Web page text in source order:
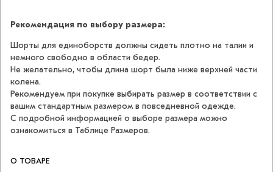
Рекомендация по выбору размера:
Шорты для единоборств должны сидеть плотно на талии и
немного свободно в области бедер.
Не желательно, чтобы длина шорт была ниже верхней части
колена.
Рекомендуем при покупке выбирать размер в соответствии с
вашим стандартным размером в повседневной одежде.
С подробной информацией о выборе размера можно
ознакомиться в Таблице Размеров.
О ТОВАРЕ